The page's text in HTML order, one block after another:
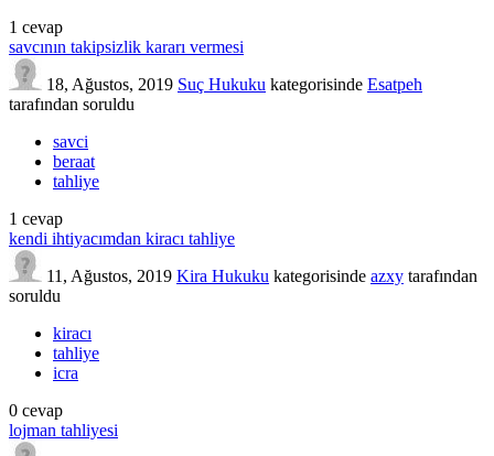
1 cevap
savcının takipsizlik kararı vermesi
18, Ağustos, 2019 Suç Hukuku kategorisinde Esatpeh
tarafından soruldu
savci
beraat
tahliye
1 cevap
kendi ihtiyacımdan kiracı tahliye
11, Ağustos, 2019 Kira Hukuku kategorisinde azxy tarafından
soruldu
kiracı
tahliye
icra
0 cevap
lojman tahliyesi